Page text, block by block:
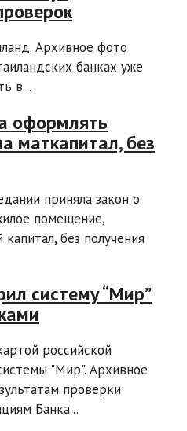
Архивное фото
банках уже
в...
оформлять
маткапитал, без
приняла закон о
помещение,
без получения
систему “Мир”
российской
"Мир". Архивное
проверки
Банка...